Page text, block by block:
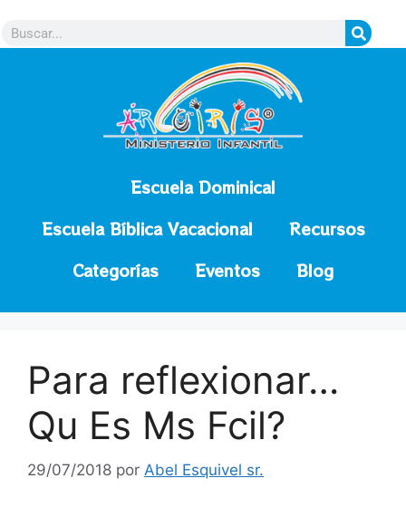
Escuela Dominical
Escuela Bíblica Vacacional
Recursos
Categorías
Eventos Blog
Para reflexionar…
Qu Es Ms Fcil?
29/07/2018 por Abel Esquivel sr.